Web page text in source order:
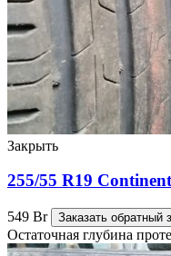
Закрыть
255/55 R19
549 Br Заказать обратный
Остаточная глубина